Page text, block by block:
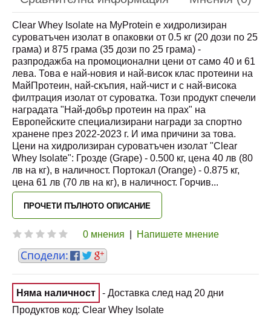
Clear Whey Isolate на MyProtein е хидролизиран
суроватъчен изолат в опаковки от 0.5 кг (20 дози по 25
грама) и 875 грама (35 дози по 25 грама) -
разпродажба на промоционални цени от само 40 и 61
лева. Това е най-новия и най-висок клас протеини на
МайПротеин, най-скъпия, най-чист и с най-висока
филтрация изолат от суроватка. Този продукт спечели
наградата "Най-добър протеин на прах" на
Европейските специализирани награди за спортно
хранене през 2022-2023 г. И има причини за това.
Цени на хидролизиран суроватъчен изолат "Clear
Whey Isolate": Грозде (Grape) - 0.500 кг, цена 40 лв (80
лв на кг), в наличност. Портокал (Orange) - 0.875 кг,
цена 61 лв (70 лв на кг), в наличност. Горчив...
ПРОЧЕТИ ПЪЛНОТО ОПИСАНИЕ
0 мнения Напишете мнение
Няма наличност
- Доставка след над 20 дни
Продуктов код: Clear Whey Isolate